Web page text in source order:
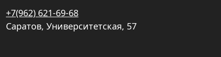
+7(962) 621-69-68
Саратов, Университетская, 57